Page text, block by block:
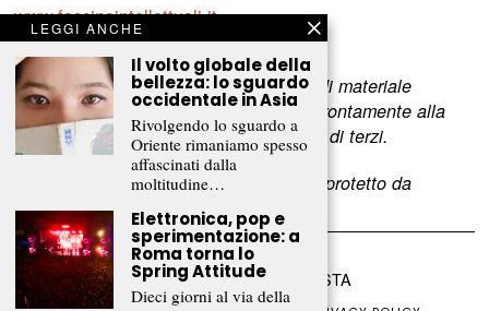
www.fascinointellettuali.it
info[at]fascinointellettuali.it
Per segnalare eventuali errori nell’uso di materiale
riservato,scriveteci e provvederemo prontamente alla
rimozione del materiale lesivo dei diritti di terzi.
L’intero contenuto di questo sito web è protetto da
copyright.
©2026FRAMMENTI RIVISTA
LEGGI ANCHE
Il volto globale della
bellezza: lo sguardo
occidentale in Asia
Rivolgendo lo sguardo a
Oriente rimaniamo spesso
affascinati dalla
moltitudine…
Elettronica, pop e
sperimentazione: a
Roma torna lo
Spring Attitude
Dieci giorni al via della